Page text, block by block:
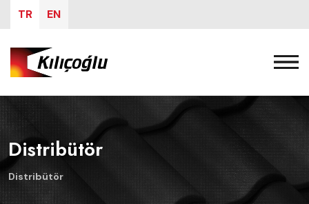
TR EN
Distribütör
Distribütör